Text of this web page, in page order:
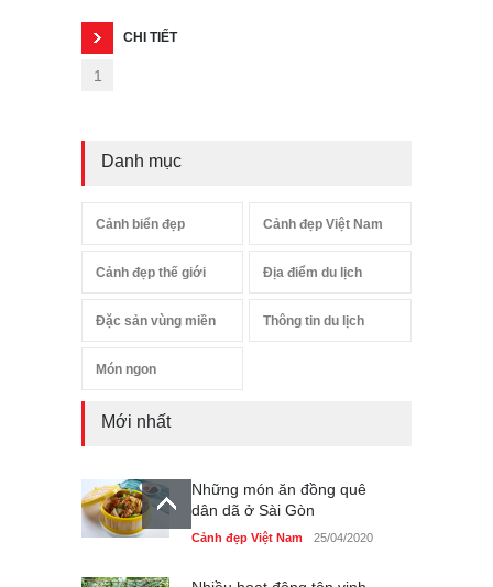
CHI TIẾT
1
Danh mục
Cảnh biển đẹp Cảnh đẹp Việt Nam
Cảnh đẹp thế giới Địa điểm du lịch
Đặc sản vùng miền Thông tin du lịch
Món ngon
Mới nhất
Những món ăn đồng quê
dân dã ở Sài Gòn
Cảnh đẹp Việt Nam 25/04/2020